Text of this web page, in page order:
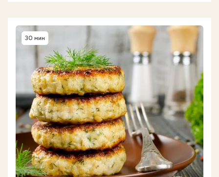
Время приготовления
30 мин